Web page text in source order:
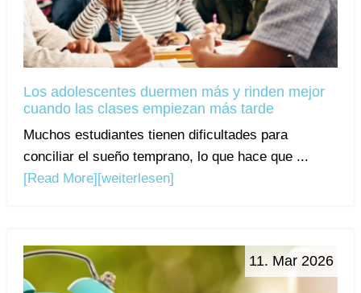
Los adolescentes duermen más y rinden mejor
cuando las clases empiezan más tarde
Muchos estudiantes tienen dificultades para
conciliar el sueño temprano, lo que hace que ...
[Read More] [weiterlesen]
11. Mar 2026